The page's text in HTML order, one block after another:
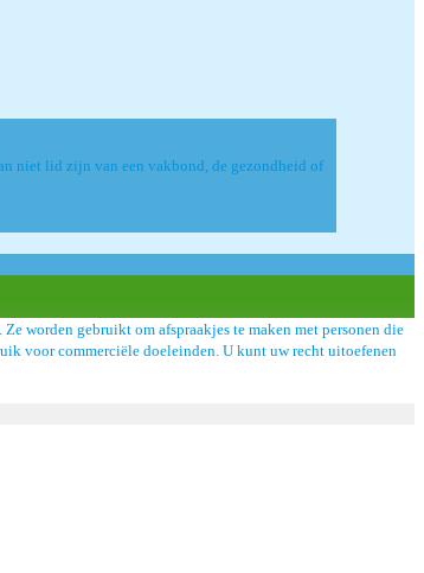
niet lid zijn van een vakbond, de gezondheid of
worden gebruikt om afspraakjes te maken met personen die
voor commerciële doeleinden. U kunt uw recht uitoefenen